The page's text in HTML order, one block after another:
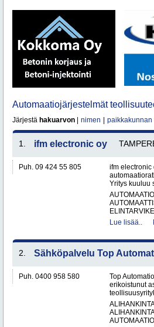
Automaatiojärjestelmät
Järjestä hakuarvon nimen paikkakunnan
1. ifm electronic oy
Puh. 09 424 55 805
ifm electronic
Yritys kuuluu
Lue lisää..
2. Sähköpalvelu Top
Puh. 0400 958 580
Top
erikoistunut